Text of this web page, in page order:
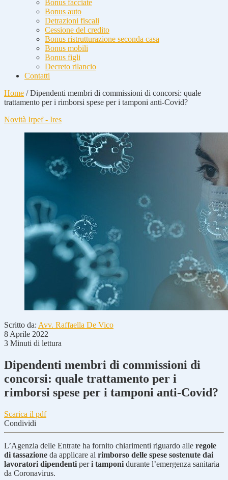
Bonus facciate
Bonus auto
Detrazioni fiscali
Cessione del credito
Bonus ristrutturazione seconda casa
Bonus mobili
Bonus figli
Decreto rilancio
Contatti
Home /Dipendenti membri di commissioni di concorsi: quale
trattamento per i rimborsi spese per i tamponi anti-Covid?
Novità Irpef - Ires
Scritto da: Avv. Raffaella De Vico
8 Aprile 2022
3 Minuti di lettura
Dipendenti membri di commissioni di
concorsi: quale trattamento per i
rimborsi spese per i tamponi anti-Covid?
Scarica il pdf
Condividi
L’Agenzia delle Entrate ha fornito chiarimenti riguardo alle regole
di tassazione da applicare al rimborso delle spese sostenute dai
lavoratori dipendenti peri tamponi durante l’emergenza sanitaria
da Coronavirus.